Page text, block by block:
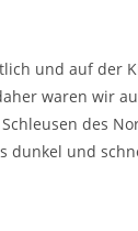
und auf der
waren wir
des
dunkel und